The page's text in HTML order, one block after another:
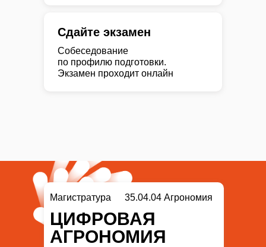
Сдайте экзамен
Собеседование
по профилю подготовки.
Экзамен проходит онлайн
ЦИФРОВАЯ
АГРОНОМИЯ
Магистратура 35.04.04 Агрономия